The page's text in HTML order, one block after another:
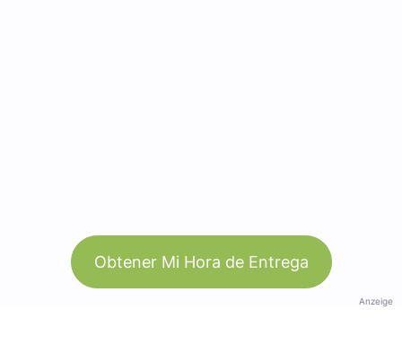
Obtener Mi Hora de Entrega
Anzeige